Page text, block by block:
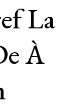
La
À